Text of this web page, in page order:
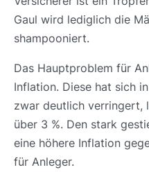
Gaul wird lediglich die
shampooniert.
Das Hauptproblem für
Inflation. Diese hat sich
zwar deutlich verringert,
über 3 %. Den stark
eine höhere Inflation
für Anleger.